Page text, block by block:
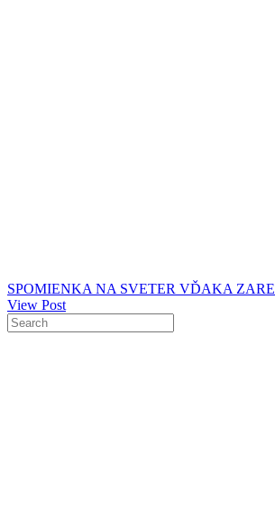
SPOMIENKA NA SVETER VĎAKA ZARE
View Post